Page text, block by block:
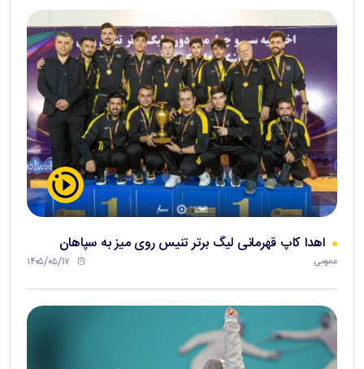
اهدا کاپ قهرمانی لیگ برتر تنیس روی میز به سپاهان
عمومی ۱۴۰۵/۰۵/۱۷